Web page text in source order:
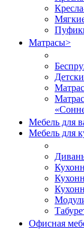
Матрасы>
Мебель для
Мебель для
Офисная